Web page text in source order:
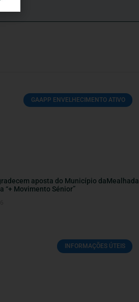
GAAPP ENVELHECIMENTO ATIVO
aposta do Município daMealhada
“+ Movimento Sénior”
INFORMAÇÕES ÚTEIS